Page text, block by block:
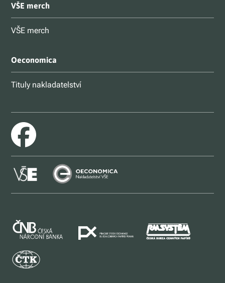
VŠE merch
VŠE merch
Oeconomica
Tituly nakladatelství